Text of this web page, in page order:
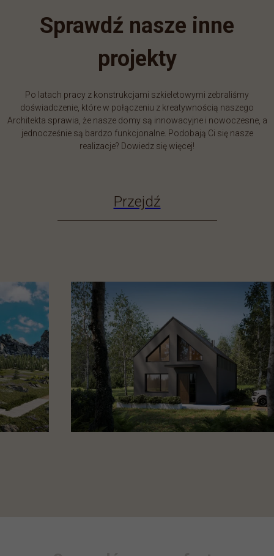
Sprawdź nasze inne
projekty
Po latach pracy z konstrukcjami szkieletowymi zebraliśmy
doświadczenie, które w połączeniu z kreatywnością naszego
Architekta sprawia, że nasze domy są innowacyjne i nowoczesne, a
jednocześnie są bardzo funkcjonalne. Podobają Ci się nasze
realizacje? Dowiedz się więcej!
Przejdź